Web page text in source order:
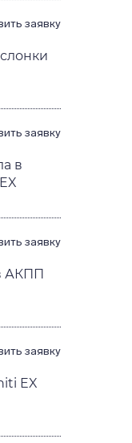
заявку
заявку
в
заявку
АКПП
заявку
EX